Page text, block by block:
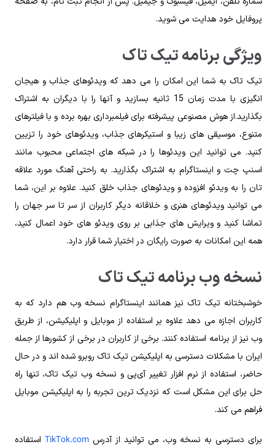
پروفایل خود هدایت می شوید.
ویژگی برنامه تیک تاک
تیک تاک به شما این امکان را می‌ دهد که ویدئوهای جذاب و هیجان‌
انگیزی با مدت زمان 15 ثانیه بسازید و آنها را با دیگران به اشتراک
بگذارید.از هوش مصنوعی پیشرفته برای فیلمبرداری بهره برده و با فیلترهای
متنوع، موسیقی‌ های زیبا و استیکرهای جذاب، ویدئوهای خود را تزیین
کنید. می‌ توانید این ویدئوها را در شبکه‌ های اجتماعی محبوب مانند
اسنپ چت و اینستاگرام به اشتراک بگذارید. به راحتی آهنگ مورد علاقه‌
تان را به ویدئو افزوده و ویدئوهای جذاب خلق کنید. علاوه بر این، شما
می‌ توانید ویدئوهای هنری و خلاقانه دیگر کاربران از سر تا سر جهان را
تماشا کنید و ویرایش‌ های جذابی بر روی ویدئو های خود اعمال کنید،
همه این امکانات به صورت رایگان در اختیار شما قرار دارد.
نسخه وب برنامه تیک تاک
خوشبختانه تیک تاک نیز همانند اینستاگرام نسخه وب هم دارد که به
کاربران اجازه می‌ دهد علاوه بر استفاده از موبایل و اپلیکیشن، از طریق
وب نیز از برنامه استفاده کنند. برخی از کاربران در برخی از کشورها از جمله
ایران با مشکلات دسترسی به اپلیکیشن تیک تاک روبرو شده‌ اند و در حال
حاضر، استفاده از نرم افزار تغییر آی‌پی و نسخه وب تیک تاک، تنها راه
حل برای این مشکل است که نزدیک‌ ترین تجربه را به اپلیکیشن موبایل
فراهم می‌ کند.
برای دسترسی به نسخه وب، می‌ توانید از آدرسTikTok.com استفاده